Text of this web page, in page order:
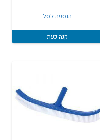
הוספה לסל
קנה כעת